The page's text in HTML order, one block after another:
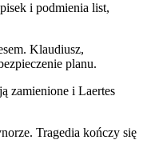
i podmienia list,
Klaudiusz,
planu.
zamienione i Laertes
Tragedia kończy się